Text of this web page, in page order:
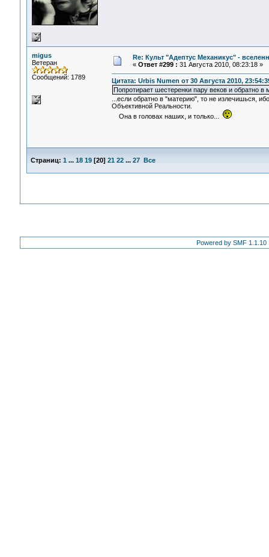
migus
Ветеран
Сообщений: 1789
Re: Культ "Адептус Механикус" -
« Ответ #299 : 31 Августа 2010, 08:23:18 »
Цитата: Urbis Numen от 30 Августа 2010,
Попротирает шестеренки пару веков и обратно
...если обратно в "материю", то не излечишься,
Объективной Реальности.
Она в головах наших, и только...
Страниц: 1 ... 18 19[20] 21 22 ... 27 Все
Powered by SMF 1.1.10